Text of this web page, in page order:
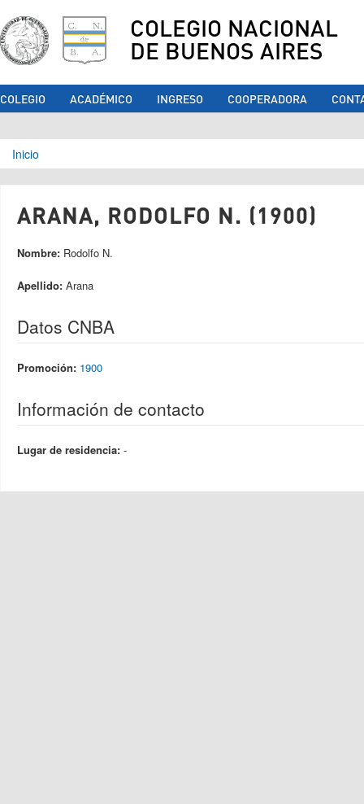
COLEGIO NACIONAL
DE BUENOS AIRES
COLEGIO ACADÉMICO INGRESO COOPERADORA
Se encuentra usted aquí
Inicio
ARANA, RODOLFO N. (1900)
Nombre: Rodolfo N.
Apellido: Arana
Datos CNBA
Promoción: 1900
Información de contacto
Lugar de residencia: -